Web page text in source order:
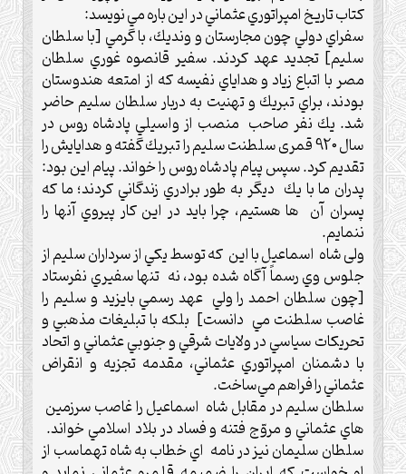
كتاب تاريخ امپراتوري عثماني در اين باره مي نويسد:
سفراي دولي چون مجارستان و ونديك، با گرمي [با سلطان
سليم] تجديد عهد كردند.‌ سفير قانصوه غوري سلطان
مصر با اتباع زياد و هداياي نفيسه كه از امتعه هندوستان
بودند، براي تبريك و تهنيت به دربار سلطان سليم حاضر
شد.‌ يك نفر صاحب منصب از واسيلي پادشاه روس در
سال 920 قمری سلطنت سليم را تبريك گفته و هدايايش را
تقديم كرد.‌ سپس پيام پادشاه روس را خواند. پيام اين بود:
پدران ما با يك ديگر به طور برادري زندگاني كردند؛ ما كه
پسران آن ها هستيم، چرا بايد در اين كار پيروي آنها را
ننمايم. ‍
ولی شاه اسماعيل با اين كه توسط يكي از سرداران سليم از
جلوس وي رسماً آگاه شده بود، نه تنها سفيري نفرستاد
[چون سلطان احمد را ولي عهد رسمي بايزيد و سليم را
غاصب سلطنت مي دانست] بلكه با تبليغات مذهبي و
تحريكات سياسي در ولايات شرقي و جنوبي عثماني و اتحاد
با دشمنان امپراتوري عثماني، مقدمه تجزيه و انقراض
عثماني را فراهم مي‌ساخت.‌
سلطان سليم در مقابل شاه اسماعيل را غاصب سرزمين
هاي عثماني و مروّج فتنه و فساد در بلاد اسلامي خواند.
سلطان سليمان نيز در نامه اي خطاب به شاه تهماسب از